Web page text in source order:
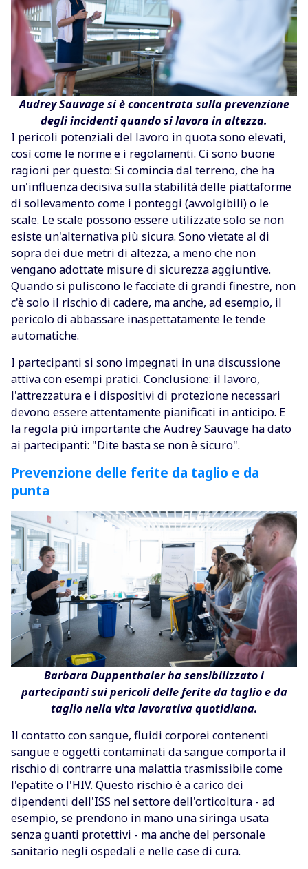
Audrey Sauvage si è concentrata sulla prevenzione
degli incidenti quando si lavora in altezza.
I pericoli potenziali del lavoro in quota sono elevati,
così come le norme e i regolamenti. Ci sono buone
ragioni per questo: Si comincia dal terreno, che ha
un'influenza decisiva sulla stabilità delle piattaforme
di sollevamento come i ponteggi (avvolgibili) o le
scale. Le scale possono essere utilizzate solo se non
esiste un'alternativa più sicura. Sono vietate al di
sopra dei due metri di altezza, a meno che non
vengano adottate misure di sicurezza aggiuntive.
Quando si puliscono le facciate di grandi finestre, non
c'è solo il rischio di cadere, ma anche, ad esempio, il
pericolo di abbassare inaspettatamente le tende
automatiche.
I partecipanti si sono impegnati in una discussione
attiva con esempi pratici. Conclusione: il lavoro,
l'attrezzatura e i dispositivi di protezione necessari
devono essere attentamente pianificati in anticipo. E
la regola più importante che Audrey Sauvage ha dato
ai partecipanti: "Dite basta se non è sicuro".
Prevenzione delle ferite da taglio e da
punta
Barbara Duppenthaler ha sensibilizzato i
partecipanti sui pericoli delle ferite da taglio e da
taglio nella vita lavorativa quotidiana.
Il contatto con sangue, fluidi corporei contenenti
sangue e oggetti contaminati da sangue comporta il
rischio di contrarre una malattia trasmissibile come
l'epatite o l'HIV. Questo rischio è a carico dei
dipendenti dell'ISS nel settore dell'orticoltura - ad
esempio, se prendono in mano una siringa usata
senza guanti protettivi - ma anche del personale
sanitario negli ospedali e nelle case di cura.